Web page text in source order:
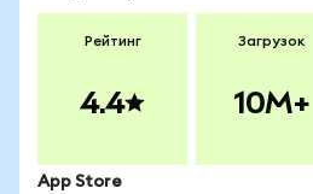
Рейтинг
4.4
Загрузок
10M+
App Store